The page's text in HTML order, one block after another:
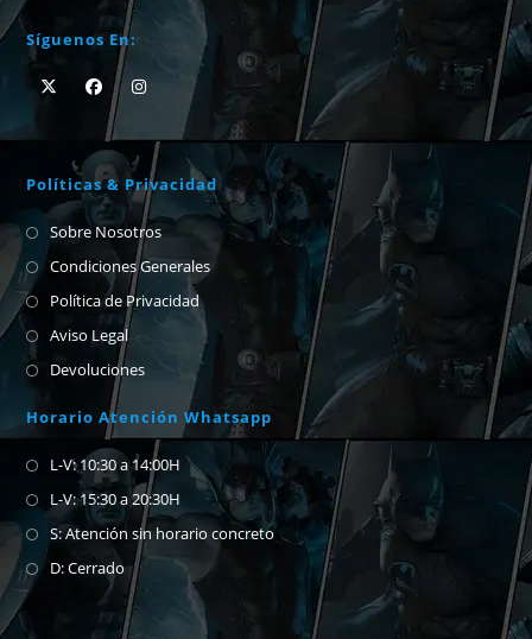
Síguenos En:
Políticas & Privacidad
Sobre Nosotros
Condiciones Generales
Política de Privacidad
Aviso Legal
Devoluciones
Horario Atención Whatsapp
L-V: 10:30 a 14:00H
L-V: 15:30 a 20:30H
S: Atención sin horario concreto
D: Cerrado